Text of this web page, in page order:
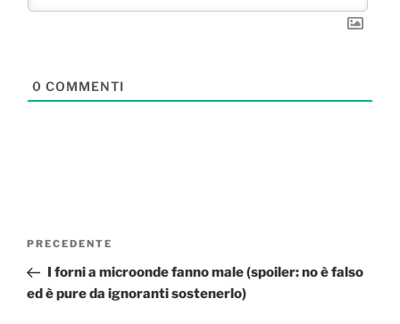
0 COMMENTI
Navigazione
Articolo
precedente:
PRECEDENTE
I forni a microonde fanno male (spoiler: no è falso
ed è pure da ignoranti sostenerlo)